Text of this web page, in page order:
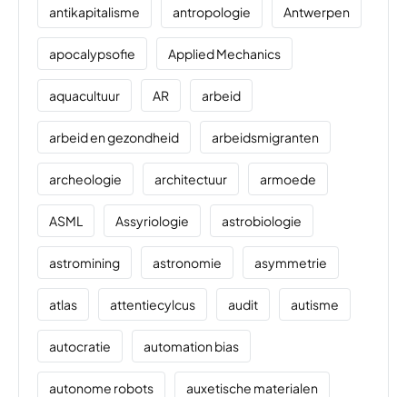
antikapitalisme antropologie Antwerpen
apocalypsofie Applied Mechanics
aquacultuur AR arbeid
arbeid en gezondheid arbeidsmigranten
archeologie architectuur armoede
ASML Assyriologie astrobiologie
astromining astronomie asymmetrie
atlas attentiecylcus audit autisme
autocratie automation bias
autonome robots auxetische materialen